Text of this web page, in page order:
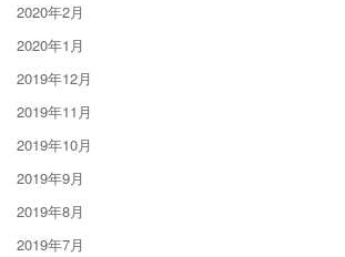
2020年2月
2020年1月
2019年12月
2019年11月
2019年10月
2019年9月
2019年8月
2019年7月